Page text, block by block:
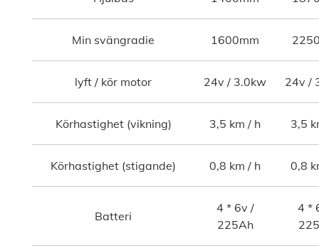
Min svängradie 1600mm
lyft / kör motor 24v / 3.0kw 24v /
Körhastighet (vikning) 3,5 km / h 3,5
Körhastighet (stigande) 0,8 km / h 0,8
Batteri
4 * 6v /
225Ah
4 *